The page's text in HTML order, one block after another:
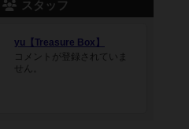
スタッフ
yu【Treasure Box】
コメントが登録されていま
せん。